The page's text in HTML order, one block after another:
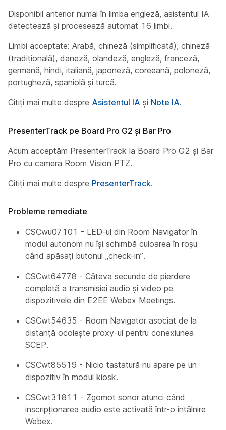
Disponibil anterior numai în limba engleză, asistentul IA
detectează și procesează automat 16 limbi.
Limbi acceptate: Arabă, chineză (simplificată), chineză
(tradițională), daneză, olandeză, engleză, franceză,
germană, hindi, italiană, japoneză, coreeană, poloneză,
portugheză, spaniolă și turcă.
Citiți mai multe despre Asistentul IA și Note IA.
PresenterTrack pe Board Pro G2 și Bar Pro
Acum acceptăm PresenterTrack la Board Pro G2 și Bar
Pro cu camera Room Vision PTZ.
Citiți mai multe despre PresenterTrack.
Probleme remediate
CSCwu07101 - LED-ul din Room Navigator în
modul autonom nu își schimbă culoarea în roșu
când apăsați butonul „check-in”.
CSCwt64778 - Câteva secunde de pierdere
completă a transmisiei audio și video pe
dispozitivele din E2EE Webex Meetings.
CSCwt54635 - Room Navigator asociat de la
distanță ocolește proxy-ul pentru conexiunea
SCEP.
CSCwt85519 - Nicio tastatură nu apare pe un
dispozitiv în modul kiosk.
CSCwt31811 - Zgomot sonor atunci când
inscripționarea audio este activată într-o întâlnire
Webex.